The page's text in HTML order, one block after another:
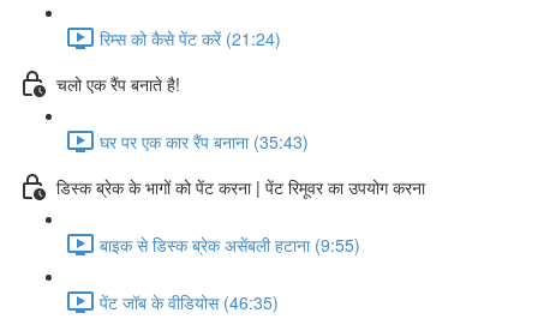
रिम्स को कैसे पेंट करें (21:24)
चलो एक रैंप बनाते है!
घर पर एक कार रैंप बनाना (35:43)
डिस्क ब्रेक के भागों को पेंट करना | पेंट रिमूवर का उपयोग करना
बाइक से डिस्क ब्रेक असेंबली हटाना (9:55)
पेंट जॉब के वीडियोस (46:35)